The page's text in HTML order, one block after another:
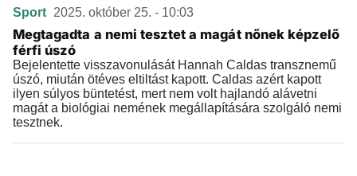
Sport 2025. október 25. - 10:03
Megtagadta a nemi tesztet a magát nőnek képzelő
férfi úszó
Bejelentette visszavonulását Hannah Caldas transznemű
úszó, miután ötéves eltiltást kapott. Caldas azért kapott
ilyen súlyos büntetést, mert nem volt hajlandó alávetni
magát a biológiai nemének megállapítására szolgáló nemi
tesztnek.